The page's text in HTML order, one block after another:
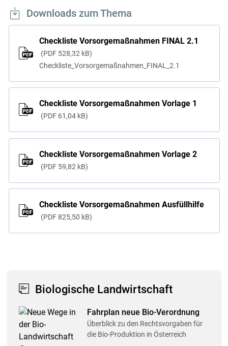
Downloads zum Thema
Checkliste Vorsorgemaßnahmen FINAL 2.1
PDF 528,32 kB
Checkliste_Vorsorgemaßnahmen_FINAL_2.1
Checkliste Vorsorgemaßnahmen Vorlage 1
PDF 61,04 kB
Checkliste Vorsorgemaßnahmen Vorlage 2
PDF 59,82 kB
Checkliste Vorsorgemaßnahmen Ausfüllhilfe
PDF 825,50 kB
Biologische Landwirtschaft
Fahrplan neue Bio-Verordnung
Überblick zu den Rechtsvorgaben für
die Bio-Produktion in Österreich